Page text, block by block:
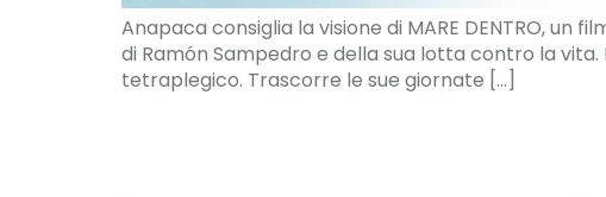
Anapaca consiglia la visione di MARE DENTRO,
di Ramón Sampedro e della sua lotta contro la
tetraplegico. Trascorre le sue giornate […]